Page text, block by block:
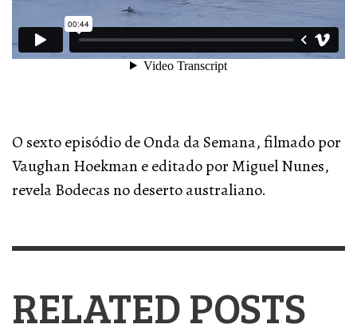
O sexto episódio de Onda da Semana, filmado por
Vaughan Hoekman e editado por Miguel Nunes,
revela Bodecas no deserto australiano.
RELATED POSTS